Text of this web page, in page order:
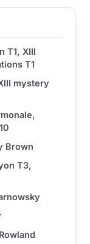
T1, XIII
T1
mystery
Brown
T3,